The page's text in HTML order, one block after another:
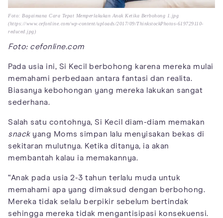
Foto: Bagaimana Cara Tepat Memperlakukan Anak Ketika Berbohong 1.jpg
(https://www.cefonline.com/wp-content/uploads/2017/09/ThinkstockPhotos-619729110-
reduced.jpg)
Foto: cefonline.com
Pada usia ini, Si Kecil berbohong karena mereka mulai
memahami perbedaan antara fantasi dan realita.
Biasanya kebohongan yang mereka lakukan sangat
sederhana.
Salah satu contohnya, Si Kecil diam-diam memakan
snackyang Moms simpan lalu menyisakan bekas di
sekitaran mulutnya. Ketika ditanya, ia akan
membantah kalau ia memakannya.
“Anak pada usia 2-3 tahun terlalu muda untuk
memahami apa yang dimaksud dengan berbohong.
Mereka tidak selalu berpikir sebelum bertindak
sehingga mereka tidak mengantisipasi konsekuensi.